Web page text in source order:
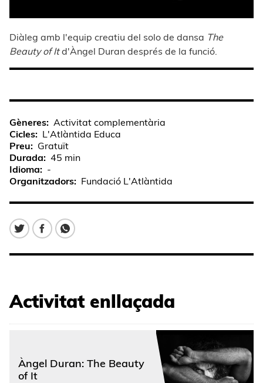
Diàleg amb l'equip creatiu del solo de dansa The
Beauty of Itd'Àngel Duran després de la funció.
Gèneres
Activitat complementària
Cicles
L'Atlàntida Educa
Preu
Gratuït
Durada
45 min
Idioma
-
Organitzadors
Fundació L'Atlàntida
Activitat enllaçada
Àngel Duran: The Beauty
of It